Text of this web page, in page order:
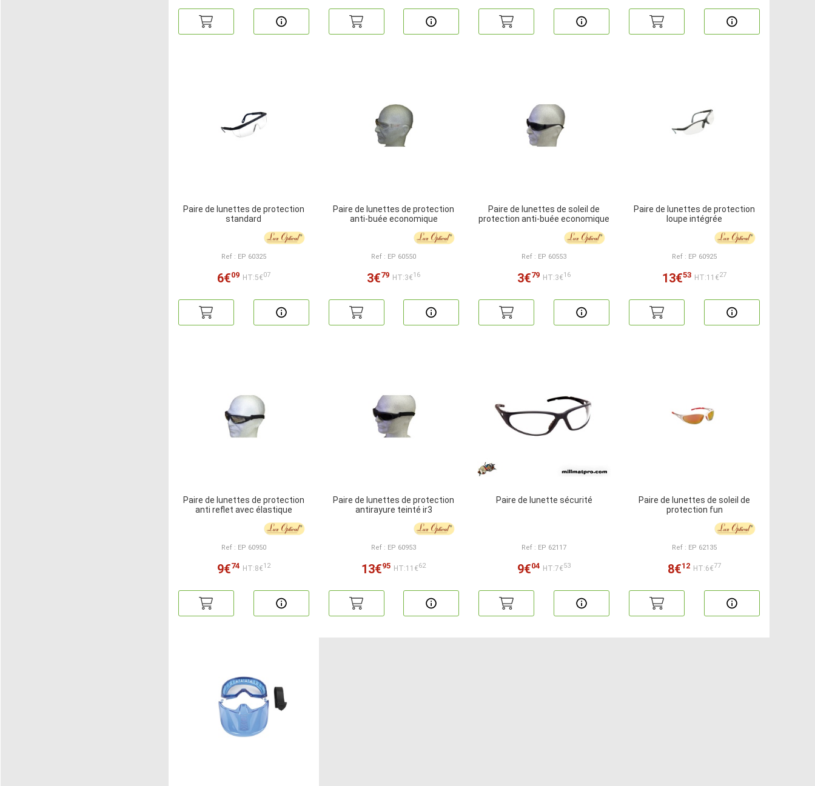
Paire de lunettes de protection
standard
Ref : EP 60325
6€09 HT:5€07
Paire de lunettes de protection
anti-buée economique
Ref : EP 60550
3€79 HT:3€16
Paire de lunettes de soleil de
protection anti-buée economique
Ref : EP 60553
3€79 HT:3€16
Paire de lunettes de protection
loupe intégrée
Ref : EP 60925
13€53 HT:11€27
Paire de lunettes de protection
anti reflet avec élastique
Ref : EP 60950
9€74 HT:8€12
Paire de lunettes de protection
antirayure teinté ir3
Ref : EP 60953
13€95 HT:11€62
Paire de lunette sécurité
Ref : EP 62117
9€04 HT:7€53
Paire de lunettes de soleil de
protection fun
Ref : EP 62135
8€12 HT:6€77